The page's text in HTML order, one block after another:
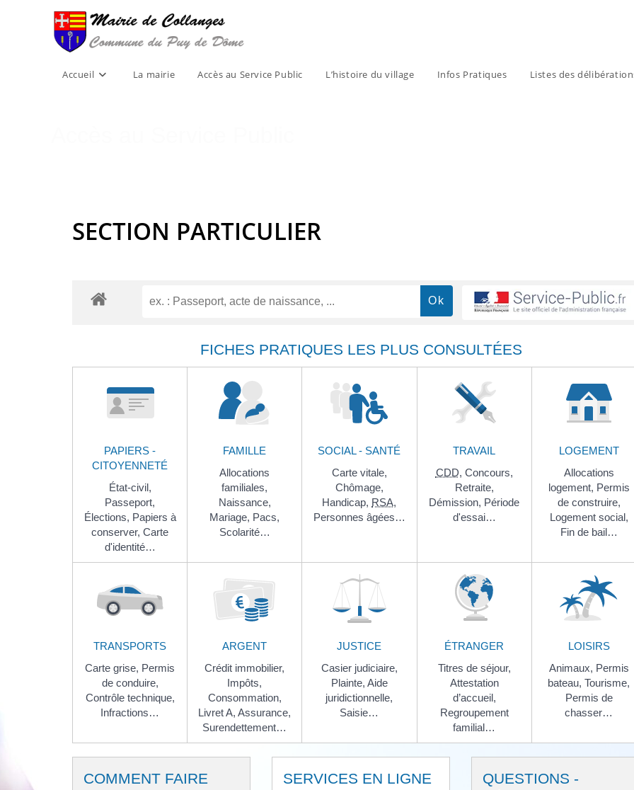
Accueil La mairie Accès au Service Public L’histoire du village Infos Pratiques Listes des
SECTION PARTICULIER
FICHES PRATIQUES LES PLUS CONSULTÉES
PAPIERS -
CITOYENNETÉ
État-civil,
Passeport,
Élections, Papiers à
conserver,Carte
d'identité…
FAMILLE
Allocations
familiales,
Naissance,
Mariage, Pacs,
Scolarité…
SOCIAL - SANTÉ
Carte vitale,
Chômage,
Handicap, RSA,
Personnes âgées…
TRAVAIL
CDD, Concours,
Retraite,
Démission, Période
d'essai…
LOGEMENT
Allocations
logement, Permis
de construire,
Logement social,
Fin de bail…
TRANSPORTS
Carte grise, Permis
de conduire,
Contrôle technique,
Infractions…
ARGENT
Crédit immobilier,
Impôts,
Consommation,
Livret A,Assurance,
Surendettement…
JUSTICE
Casier judiciaire,
Plainte, Aide
juridictionnelle,
Saisie…
ÉTRANGER
Titres de séjour,
Attestation
d’accueil,
Regroupement
familial…
LOISIRS
Animaux, Permis
bateau,Tourisme,
Permis de
chasser…
COMMENT FAIRE
SERVICES EN LIGNE
QUESTIONS -